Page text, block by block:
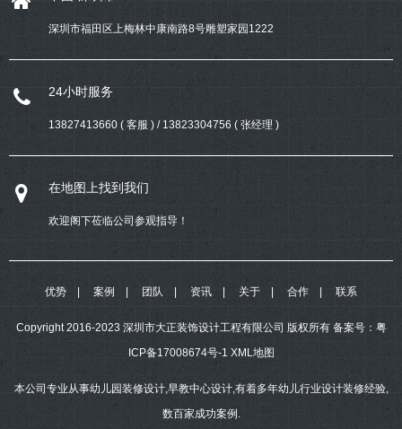
深圳市福田区上梅林中康南路8号雕塑家园1222
24小时服务
13827413660 ( 客服 ) / 13823304756 ( 张经理 )
在地图上找到我们
欢迎阁下莅临公司参观指导！
优势 案例 团队 资讯 关于 合作 联系
Copyright 2016-2023 深圳市大正装饰设计工程有限公司 版权所有 备案号： 粤
ICP备17008674号-1 XML地图
本公司专业从事幼儿园装修设计,早教中心设计,有着多年幼儿行业设计装修经验,
数百家成功案例.